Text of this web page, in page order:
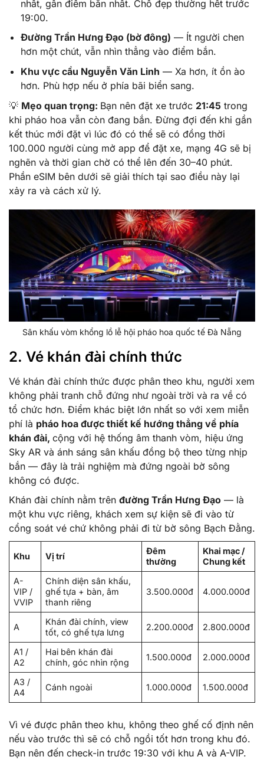
nhất, gần điểm bắn nhất. Chỗ đẹp thường hết trước
19:00.
Đường Trần Hưng Đạo (bờ đông) — Ít người chen
hơn một chút, vẫn nhìn thẳng vào điểm bắn.
Khu vực cầu Nguyễn Văn Linh — Xa hơn, ít ồn ào
hơn. Phù hợp nếu ở phía bãi biển sang.
💡 Mẹo quan trọng: Bạn nên đặt xe trước 21:45 trong
khi pháo hoa vẫn còn đang bắn. Đừng đợi đến khi gần
kết thúc mới đặt vì lúc đó có thể sẽ có đồng thời
100.000 người cùng mở app để đặt xe, mạng 4G sẽ bị
nghẽn và thời gian chờ có thể lên đến 30–40 phút.
Phần eSIM bên dưới sẽ giải thích tại sao điều này lại
xảy ra và cách xử lý.
Sân khấu vòm khổng lồ lễ hội pháo hoa quốc tế Đà Nẵng
2. Vé khán đài chính thức
Vé khán đài chính thức được phân theo khu, người xem
không phải tranh chỗ đứng như ngoài trời và ra về có
tổ chức hơn. Điểm khác biệt lớn nhất so với xem miễn
phí là pháo hoa được thiết kế hướng thẳng về phía
khán đài, cộng với hệ thống âm thanh vòm, hiệu ứng
Sky AR và ánh sáng sân khấu đồng bộ theo từng nhịp
bắn — đây là trải nghiệm mà đứng ngoài bờ sông
không có được.
Khán đài chính nằm trên đường Trần Hưng Đạo — là
một khu vực riêng, khách xem sự kiện sẽ đi vào từ
cổng soát vé chứ không phải đi từ bờ sông Bạch Đằng.
Khu Vị trí
Đêm
thường
Khai mạc /
Chung kết
A-
VIP /
VVIP
Chính diện sân khấu,
ghế tựa + bàn, âm
thanh riêng
3.500.000đ 4.000.000đ
A
Khán đài chính, view
tốt, có ghế tựa lưng
2.200.000đ 2.800.000đ
A1 /
A2
Hai bên khán đài
chính, góc nhìn rộng
1.500.000đ 2.000.000đ
A3 /
A4
Cánh ngoài 1.000.000đ 1.500.000đ
Vì vé được phân theo khu, không theo ghế cố định nên
nếu vào trước thì sẽ có chỗ ngồi tốt hơn trong khu đó.
Bạn nên đến check-in trước 19:30 với khu A và A-VIP.